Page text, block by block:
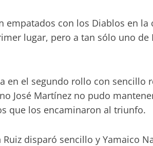
empatados con los Diablos en
lugar, pero a tan sólo uno de
en el segundo rollo con sencillo
José Martínez no pudo
que los encaminaron al triunfo.
disparó sencillo y Yamaico